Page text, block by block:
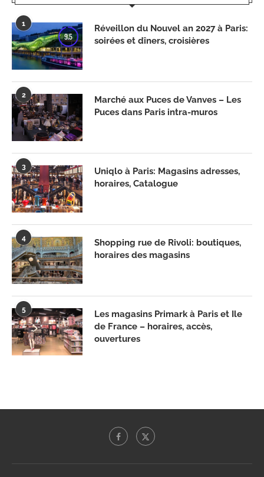
1
9.5
Réveillon du Nouvel an 2027 à Paris:
soirées et dîners, croisières
2
Marché aux Puces de Vanves – Les
Puces dans Paris intra-muros
3
Uniqlo à Paris: Magasins adresses,
horaires, Catalogue
4
Shopping rue de Rivoli: boutiques,
horaires des magasins
5
Les magasins Primark à Paris et Ile
de France – horaires, accès,
ouvertures